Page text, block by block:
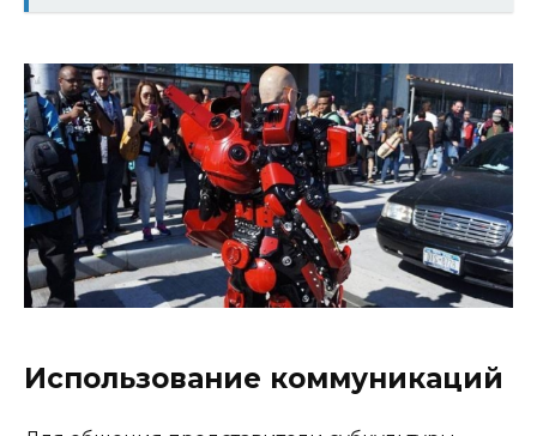
Использование коммуникаций